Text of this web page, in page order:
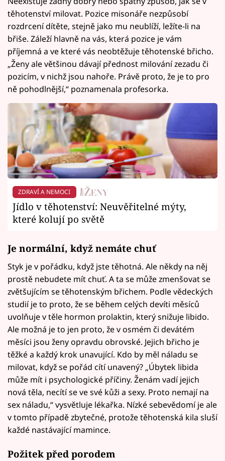
těhotenství milovat. Pozice misonáře nezpůsobí
rozdrcení dítěte, stejně jako mu neublíží, ležíte-li na
břiše. Záleží hlavně na vás, která pozice je vám
příjemná a ve které vás neobtěžuje těhotenské břicho.
„Ženy ale většinou dávají přednost milování zezadu či
pozicím, v nichž jsou nahoře. Právě proto, že je to pro
ně pohodlnější,“ poznamenala profesorka.
ZDRAVÍ A NEMOCI
Jídlo v těhotenství: Neuvěřitelné mýty,
které kolují po světě
Je normální, když nemáte chuť
Styk je v pořádku, když jste těhotná. Ale někdy na něj
prostě nebudete mít chuť. A ta se může zmenšovat se
zvětšujícím se těhotenským břichem. Podle vědeckých
studií je to proto, že se během celých devíti měsíců
uvolňuje v těle hormon prolaktin, který snižuje libido.
Ale možná je to jen proto, že v osmém či devátém
měsíci jsou ženy opravdu obrovské. Jejich břicho je
těžké a každý krok unavující. Kdo by měl náladu se
milovat, když se pořád cítí unavený? „Úbytek libida
může mít i psychologické příčiny. Ženám vadí jejich
nová těla, necítí se ve své kůži a sexy. Proto nemají na
sex náladu,“ vysvětluje lékařka. Nízké sebevědomí je ale
v tomto případě zbytečné, protože těhotenská kila sluší
každé nastávající mamince.
Požitek před porodem